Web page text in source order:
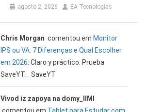
agosto 2, 2026 EA Tecnologias
Chris Morgan comentou em Monitor
IPS ou VA: 7 Diferenças e Qual Escolher
em 2026: Claro y práctico. Prueba
SaveYT: . SaveYT
Vivod iz zapoya na domy_llMl